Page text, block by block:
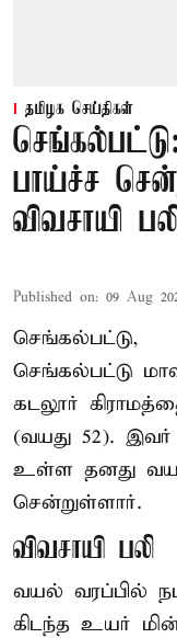
தமிழக செய்திகள்
பாய்ச்ச
விவசாயி
Published on: 09 Aug
செங்கல்பட்டு,
செங்கல்பட்டு
கடலூர்
(வயது 52).
உள்ள தனது
சென்றுள்ளார்.
விவசாயி பலி
வயல் வரப்பில்
கிடந்த உயர்